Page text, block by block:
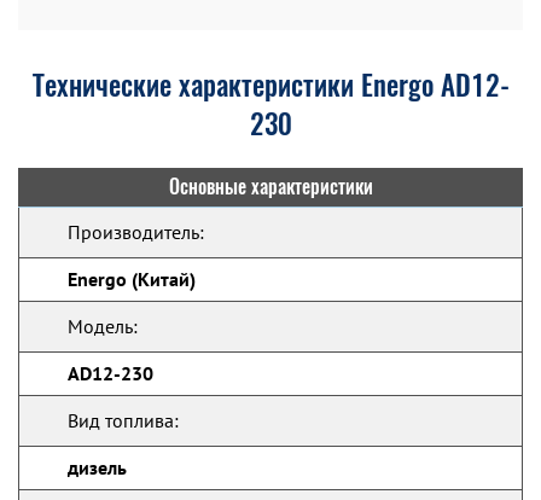
Технические характеристики Energo AD12-
230
Основные характеристики
Производитель:
Energo (Китай)
Модель:
AD12-230
Вид топлива:
дизель